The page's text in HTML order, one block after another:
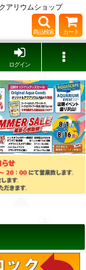
アリウムショップ
商品検索 カート
ログイン